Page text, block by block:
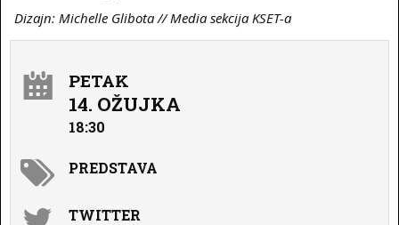
Dizajn: Michelle Glibota // Media sekcija KSET-a
PETAK
14. OŽUJKA
18:30
PREDSTAVA
TWITTER